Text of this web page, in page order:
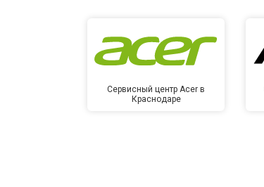
Сервисный центр Acer в
Краснодаре